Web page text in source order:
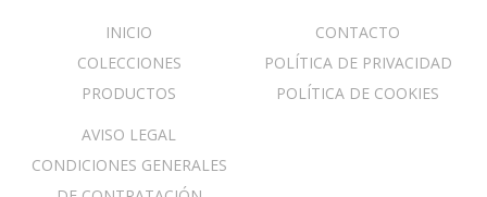
INICIO
COLECCIONES
PRODUCTOS
CONTACTO
POLÍTICA DE PRIVACIDAD
POLÍTICA DE COOKIES
AVISO LEGAL
CONDICIONES GENERALES